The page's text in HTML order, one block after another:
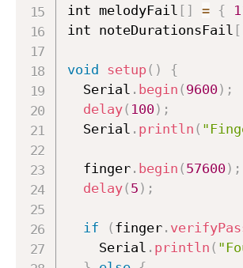
int melodyFail [ ] = {
int noteDurationsFail [
void setup( )
{
  Serial
. begin ( 9600) ;
delay( 100) ;
  Serial
. println (
  finger
. begin ( 57600) ;
delay( 5 ) ;
if ( finger.
    Serial
. println (